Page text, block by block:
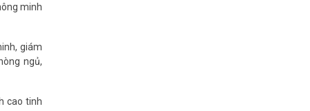
minh
giám
ngủ,
cao tinh